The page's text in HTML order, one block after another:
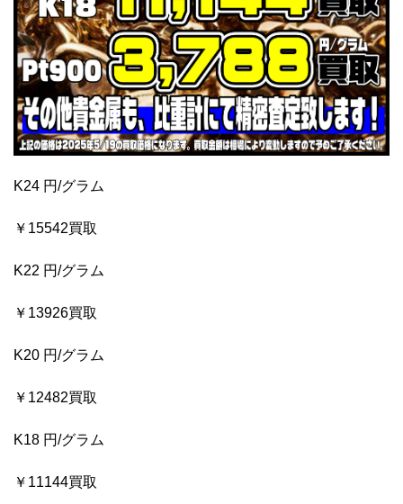
K24 円/グラム
￥15542買取
K22 円/グラム
￥13926買取
K20 円/グラム
￥12482買取
K18 円/グラム
￥11144買取